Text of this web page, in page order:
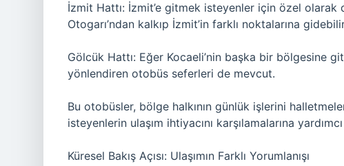
İzmit Hattı: İzmit’e gitmek isteyenler için özel
Otogarı’ndan kalkıp İzmit’in farklı noktalarına
Gölcük Hattı: Eğer Kocaeli’nin başka bir bölgesine
yönlendiren otobüs seferleri de mevcut.
Bu otobüsler, bölge halkının günlük işlerini
isteyenlerin ulaşım ihtiyacını karşılamalarına
Küresel Bakış Açısı: Ulaşımın Farklı Yorumlanışı